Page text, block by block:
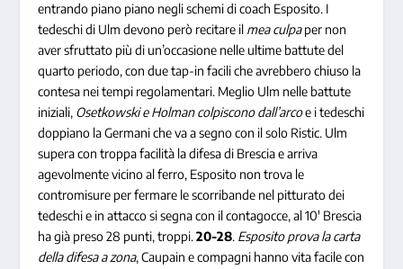
entrando piano piano negli schemi di coach Esposito. I
tedeschi di Ulm devono però recitare il mea culpaper non
aver sfruttato più di un’occasione nelle ultime battute del
quarto periodo, con due tap-in facili che avrebbero chiuso la
contesa nei tempi regolamentari. Meglio Ulm nelle battute
iniziali, Osetkowski e Holman colpiscono dall’arcoe i tedeschi
doppiano la Germani che va a segno con il solo Ristic. Ulm
supera con troppa facilità la difesa di Brescia e arriva
agevolmente vicino al ferro, Esposito non trova le
contromisure per fermare le scorribande nel pitturato dei
tedeschi e in attacco si segna con il contagocce, al 10′ Brescia
ha già preso 28 punti, troppi.20-28. Esposito prova la carta
della difesa a zona, Caupain e compagni hanno vita facile con